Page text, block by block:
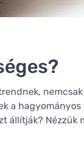
a
állítják? Nézzük